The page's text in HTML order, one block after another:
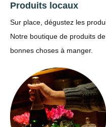
Produits locaux
Sur place, dégustez les
Notre boutique de produits
bonnes choses à manger.